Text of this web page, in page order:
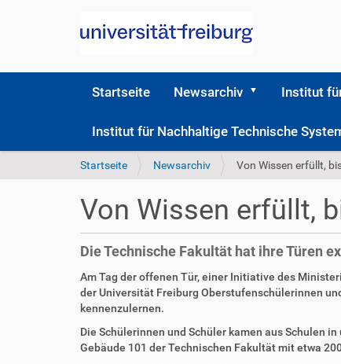
Startseite Newsarchiv Institut
Institut für Nachhaltige Technische
S
s
d
h
i
e
Startseite Newsarchiv Von Wissen erfüllt,
Von Wissen erfüllt,
Die Technische Fakultät hat ihre Türen
Am Tag der offenen Tür, einer Initiative des
der Universität Freiburg Oberstufenschülerinnen
kennenzulernen.
Die Schülerinnen und Schüler kamen aus Schulen
Gebäude 101 der Technischen Fakultät mit etwa